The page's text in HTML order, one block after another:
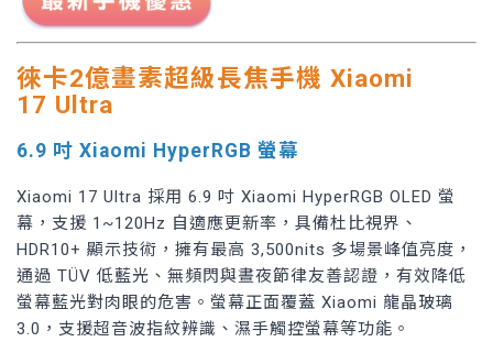
徠卡2億畫素超級長焦手機 Xiaomi
17 Ultra
6.9 吋 Xiaomi HyperRGB 螢幕
Xiaomi 17 Ultra 採用 6.9 吋 Xiaomi HyperRGB OLED 螢
幕，支援 1~120Hz 自適應更新率，具備杜比視界、
HDR10+ 顯示技術，擁有最高 3,500nits 多場景峰值亮度，
通過 TÜV 低藍光、無頻閃與晝夜節律友善認證，有效降低
螢幕藍光對肉眼的危害。螢幕正面覆蓋 Xiaomi 龍晶玻璃
3.0，支援超音波指紋辨識、濕手觸控螢幕等功能。